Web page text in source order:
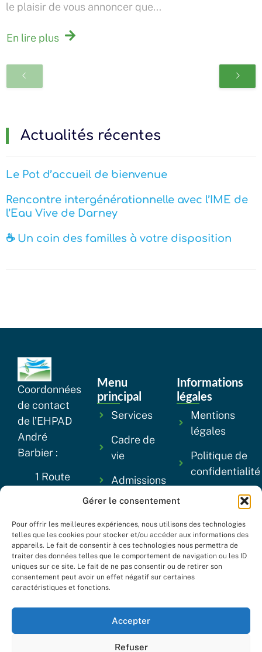
Gérer le consentement
Pour offrir les meilleures expériences, nous utilisons des technologies
telles que les cookies pour stocker et/ou accéder aux informations des
appareils. Le fait de consentir à ces technologies nous permettra de
traiter des données telles que le comportement de navigation ou les ID
uniques sur ce site. Le fait de ne pas consentir ou de retirer son
consentement peut avoir un effet négatif sur certaines
caractéristiques et fonctions.
Accepter
Refuser
le plaisir de vous annoncer que...
En lire plus
Actualités récentes
Le Pot d’accueil de bienvenue
Rencontre intergénérationnelle avec l’IME de
l’Eau Vive de Darney
☕ Un coin des familles à votre disposition
Coordonnées
de contact
de l’EHPAD
André
Barbier :
1 Route
Darney
03 29 09
30 06
contact.hl-
darney@sante-
Menu
principal
Services
Cadre de
vie
Admissions
Tarifs
Actualités
Infos
pratiques
Informations
légales
Mentions
légales
Politique de
confidentialité